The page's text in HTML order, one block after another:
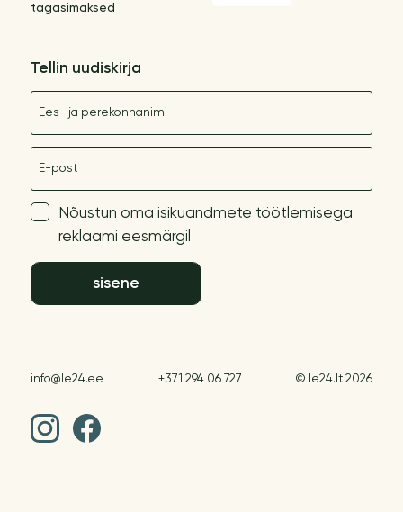
tagasimaksed
Tellin uudiskirja
Nõustun oma isikuandmete töötlemisega
reklaami eesmärgil
sisene
info@le24.ee +371 294 06 727 © le24.lt 2026